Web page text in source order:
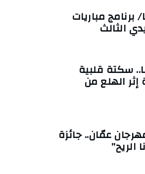
برنامج مباريات
الثالث
سكتة قلبية
الهلع من
عمّان.. جائزة
الريح”